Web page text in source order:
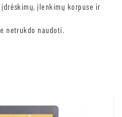
įlenkimų korpuse ir
netrukdo naudoti.